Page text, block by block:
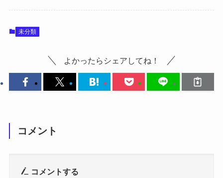
未分類
よかったらシェアしてね！
コメント
コメントする